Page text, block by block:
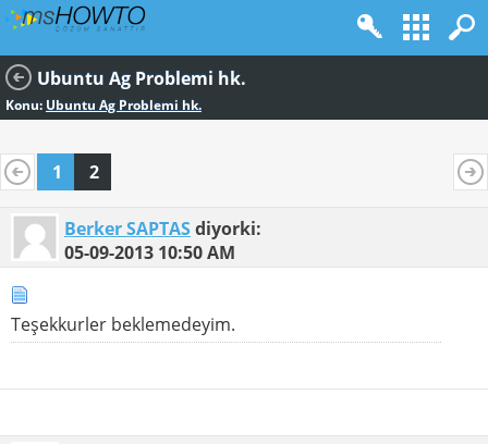
Ubuntu Ag Problemi hk.
Konu: Ubuntu Ag Problemi hk.
1 2
Berker SAPTASdiyorki:
05-09-2013 10:50 AM
Teşekkurler beklemedeyim.